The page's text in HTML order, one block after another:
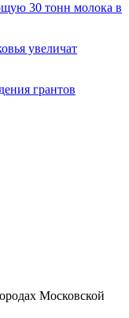
30 тонн молока в
увеличат
грантов
Московской